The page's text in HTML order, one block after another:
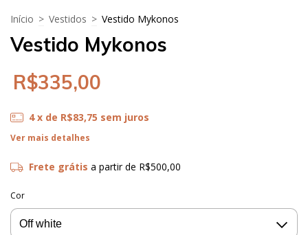
Início > Vestidos > Vestido Mykonos
Vestido Mykonos
R$335,00
4 x de R$83,75 sem juros
Ver mais detalhes
Frete grátis a partir de R$500,00
Cor